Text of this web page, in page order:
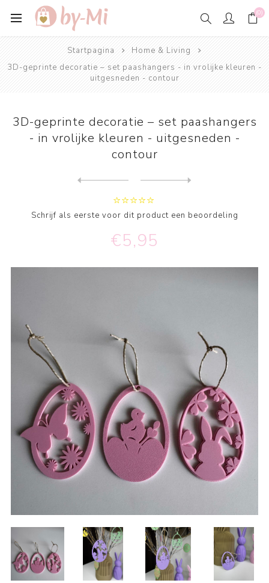
(0)
Startpagina
Home & Living
3D-geprinte decoratie – set paashangers - in vrolijke kleuren -
uitgesneden - contour
3D-geprinte decoratie – set paashangers
- in vrolijke kleuren - uitgesneden -
contour
Schrijf als eerste voor dit product een beoordeling
€5,95